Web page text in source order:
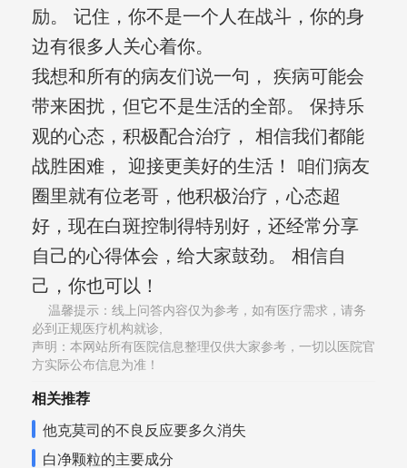
励。 记住，你不是一个人在战斗，你的身
边有很多人关心着你。
我想和所有的病友们说一句， 疾病可能会
带来困扰，但它不是生活的全部。 保持乐
观的心态，积极配合治疗， 相信我们都能
战胜困难， 迎接更美好的生活！ 咱们病友
圈里就有位老哥，他积极治疗，心态超
好，现在白斑控制得特别好，还经常分享
自己的心得体会，给大家鼓劲。 相信自
己，你也可以！
温馨提示：线上问答内容仅为参考，如有医疗需求，请务
必到正规医疗机构就诊,
声明：本网站所有医院信息整理仅供大家参考，一切以医院官
方实际公布信息为准！
相关推荐
他克莫司的不良反应要多久消失
白净颗粒的主要成分